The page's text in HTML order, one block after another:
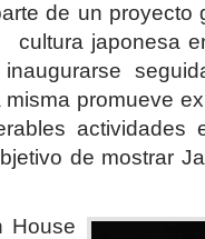
de un proyecto
japonesa
promueve
de mostrar
House